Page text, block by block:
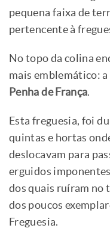
pequena faixa de
pertencente à
No topo da colina
mais emblemático: a
Penha de França.
Esta freguesia, foi
quintas e hortas
deslocavam para
erguidos
dos quais ruíram no
dos poucos
Freguesia.